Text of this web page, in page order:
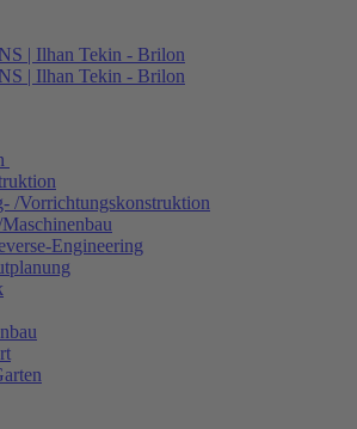
/Vorrichtungskonstruktion
Engineering